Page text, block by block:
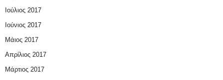
Ιούλιος 2017
Ιούνιος 2017
Μάιος 2017
Απρίλιος 2017
Μάρτιος 2017